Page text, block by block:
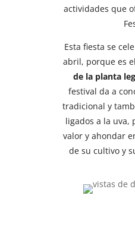
actividades que
Esta fiesta se
abril, porque es el
de la planta
festival da a
tradicional y
ligados a la uva,
valor y ahondar
de su cultivo y